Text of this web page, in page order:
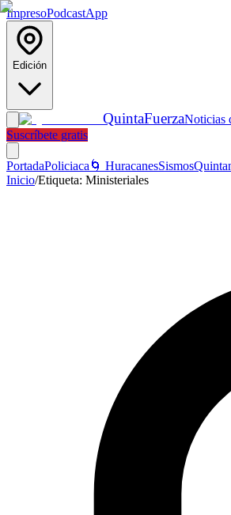
ImpresoPodcastApp
Edición
QuintaFuerzaNoticias
Suscríbete gratis
PortadaPoliciaca 🌀 HuracanesSismos
Inicio/Etiqueta: Ministeriales